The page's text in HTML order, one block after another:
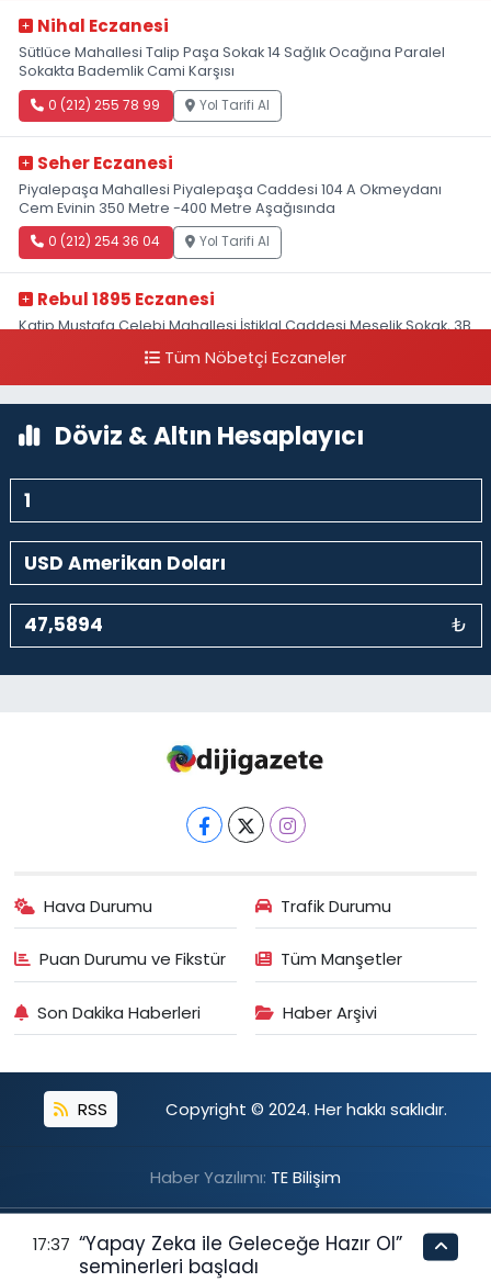
Nihal Eczanesi
Sütlüce Mahallesi Talip Paşa Sokak 14 Sağlık Ocağına Paralel
Sokakta Bademlik Cami Karşısı
0 (212) 255 78 99 Yol Tarifi Al
Seher Eczanesi
Piyalepaşa Mahallesi Piyalepaşa Caddesi 104 A Okmeydanı
Cem Evinin 350 Metre -400 Metre Aşağısında
0 (212) 254 36 04 Yol Tarifi Al
Rebul 1895 Eczanesi
Katip Mustafa Çelebi Mahallesi İstiklal Caddesi Meşelik Sokak, 3B
Tüm Nöbetçi Eczaneler
Döviz & Altın Hesaplayıcı
₺
Hava Durumu Trafik Durumu
Puan Durumu ve Fikstür Tüm Manşetler
Son Dakika Haberleri Haber Arşivi
RSS Copyright © 2024. Her hakkı saklıdır.
Haber Yazılımı: TE Bilişim
17:37 “Yapay Zeka ile Geleceğe Hazır Ol”
seminerleri başladı